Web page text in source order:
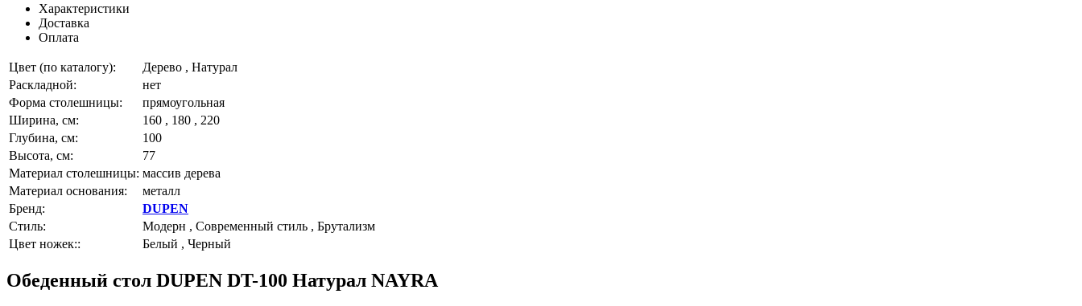
Характеристики
Доставка
Оплата
Цвет (по каталогу):
Дерево , Натурал
Раскладной:
нет
Форма столешницы:
прямоугольная
Ширина, см:
160 , 180 , 220
Глубина, см:
100
Высота, см:
77
Материал столешницы: массив дерева
Материал основания:
металл
Бренд:
DUPEN
Стиль:
Модерн , Современный стиль , Брутализм
Цвет ножек::
Белый , Черный
Обеденный стол DUPEN DT-100 Натурал NAYRA